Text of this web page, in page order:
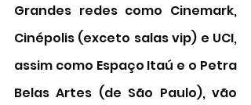
Grandes redes como Cinemark,
Cinépolis (exceto salas vip) e UCI,
assim como Espaço Itaú e o Petra
Belas Artes (de São Paulo), vão